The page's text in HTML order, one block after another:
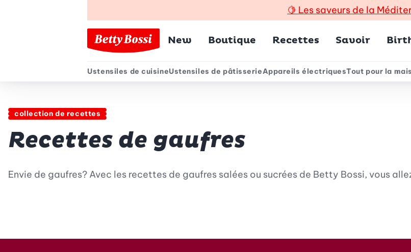
🍋 Les saveurs de la
Menu principal
New Boutique Recettes Savoir
Menu secondaire
Ustensiles de cuisineUstensiles de pâtisserieAppareils électriquesTout pour la
collection de recettes
Recettes de gaufres
Envie de gaufres? Avec les recettes de gaufres salées ou sucrées de Betty Bossi, vous